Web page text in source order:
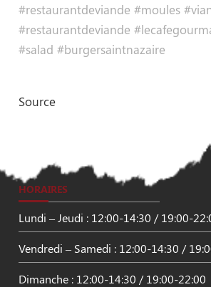
#restaurantdeviande #moules
#restaurantdeviande
#salad #burgersaintnazaire
Source
HORAIRES
Lundi – Jeudi : 12:00-14:30 / 19:00-
Vendredi – Samedi : 12:00-14:30 /
Dimanche : 12:00-14:30 / 19:00-22:00